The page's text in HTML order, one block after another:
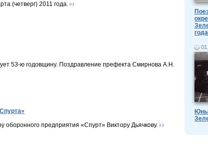
(четверг) 2011 года.
53-ю годовщину. Поздравление префекта Смирнова А.Н.
оборонного предприятия «Спурт» Виктору Дьячкову.